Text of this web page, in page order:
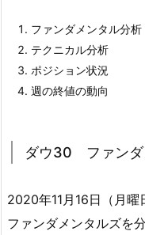
ファンダメンタル分析
テクニカル分析
ポジション状況
週の終値の動向
ダウ30 ファンダ
2020年11月16日（月
ファンダメンタルズを